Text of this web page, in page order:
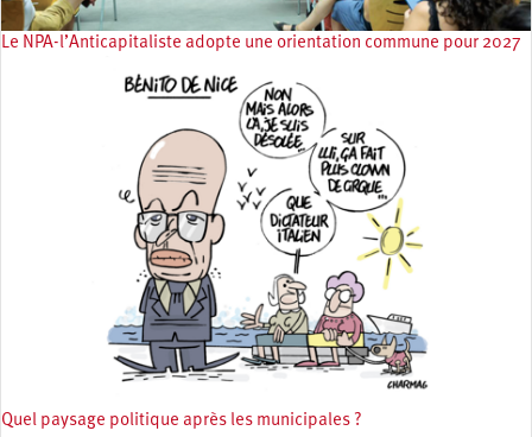
Le NPA-l’Anticapitaliste adopte une orientation commune pour 2027
Quel paysage politique après les municipales ?